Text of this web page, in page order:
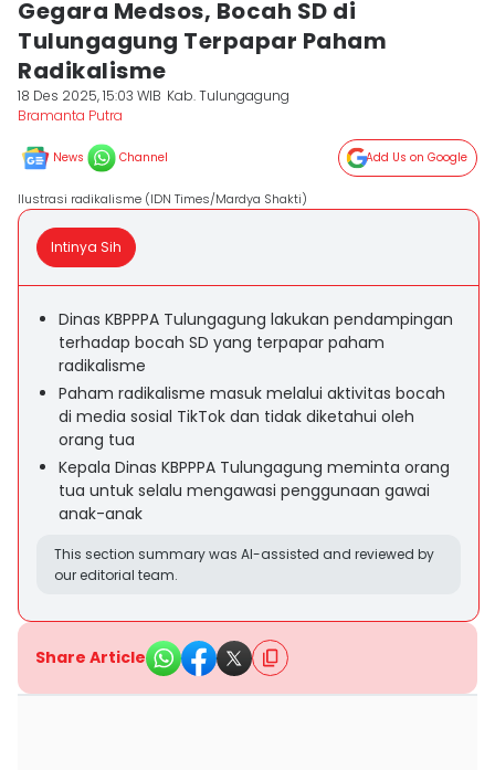
Gegara Medsos, Bocah SD di
Tulungagung Terpapar Paham
Radikalisme
18 Des 2025, 15:03 WIB Kab. Tulungagung
Bramanta Putra
News Channel Add Us on Google
Ilustrasi radikalisme (IDN Times/Mardya Shakti)
Intinya Sih
Dinas KBPPPA Tulungagung lakukan pendampingan
terhadap bocah SD yang terpapar paham
radikalisme
Paham radikalisme masuk melalui aktivitas bocah
di media sosial TikTok dan tidak diketahui oleh
orang tua
Kepala Dinas KBPPPA Tulungagung meminta orang
tua untuk selalu mengawasi penggunaan gawai
anak-anak
This section summary was AI-assisted and reviewed by
our editorial team.
Share Article